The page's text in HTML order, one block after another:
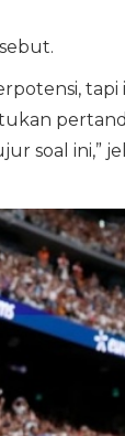
soal ini,”